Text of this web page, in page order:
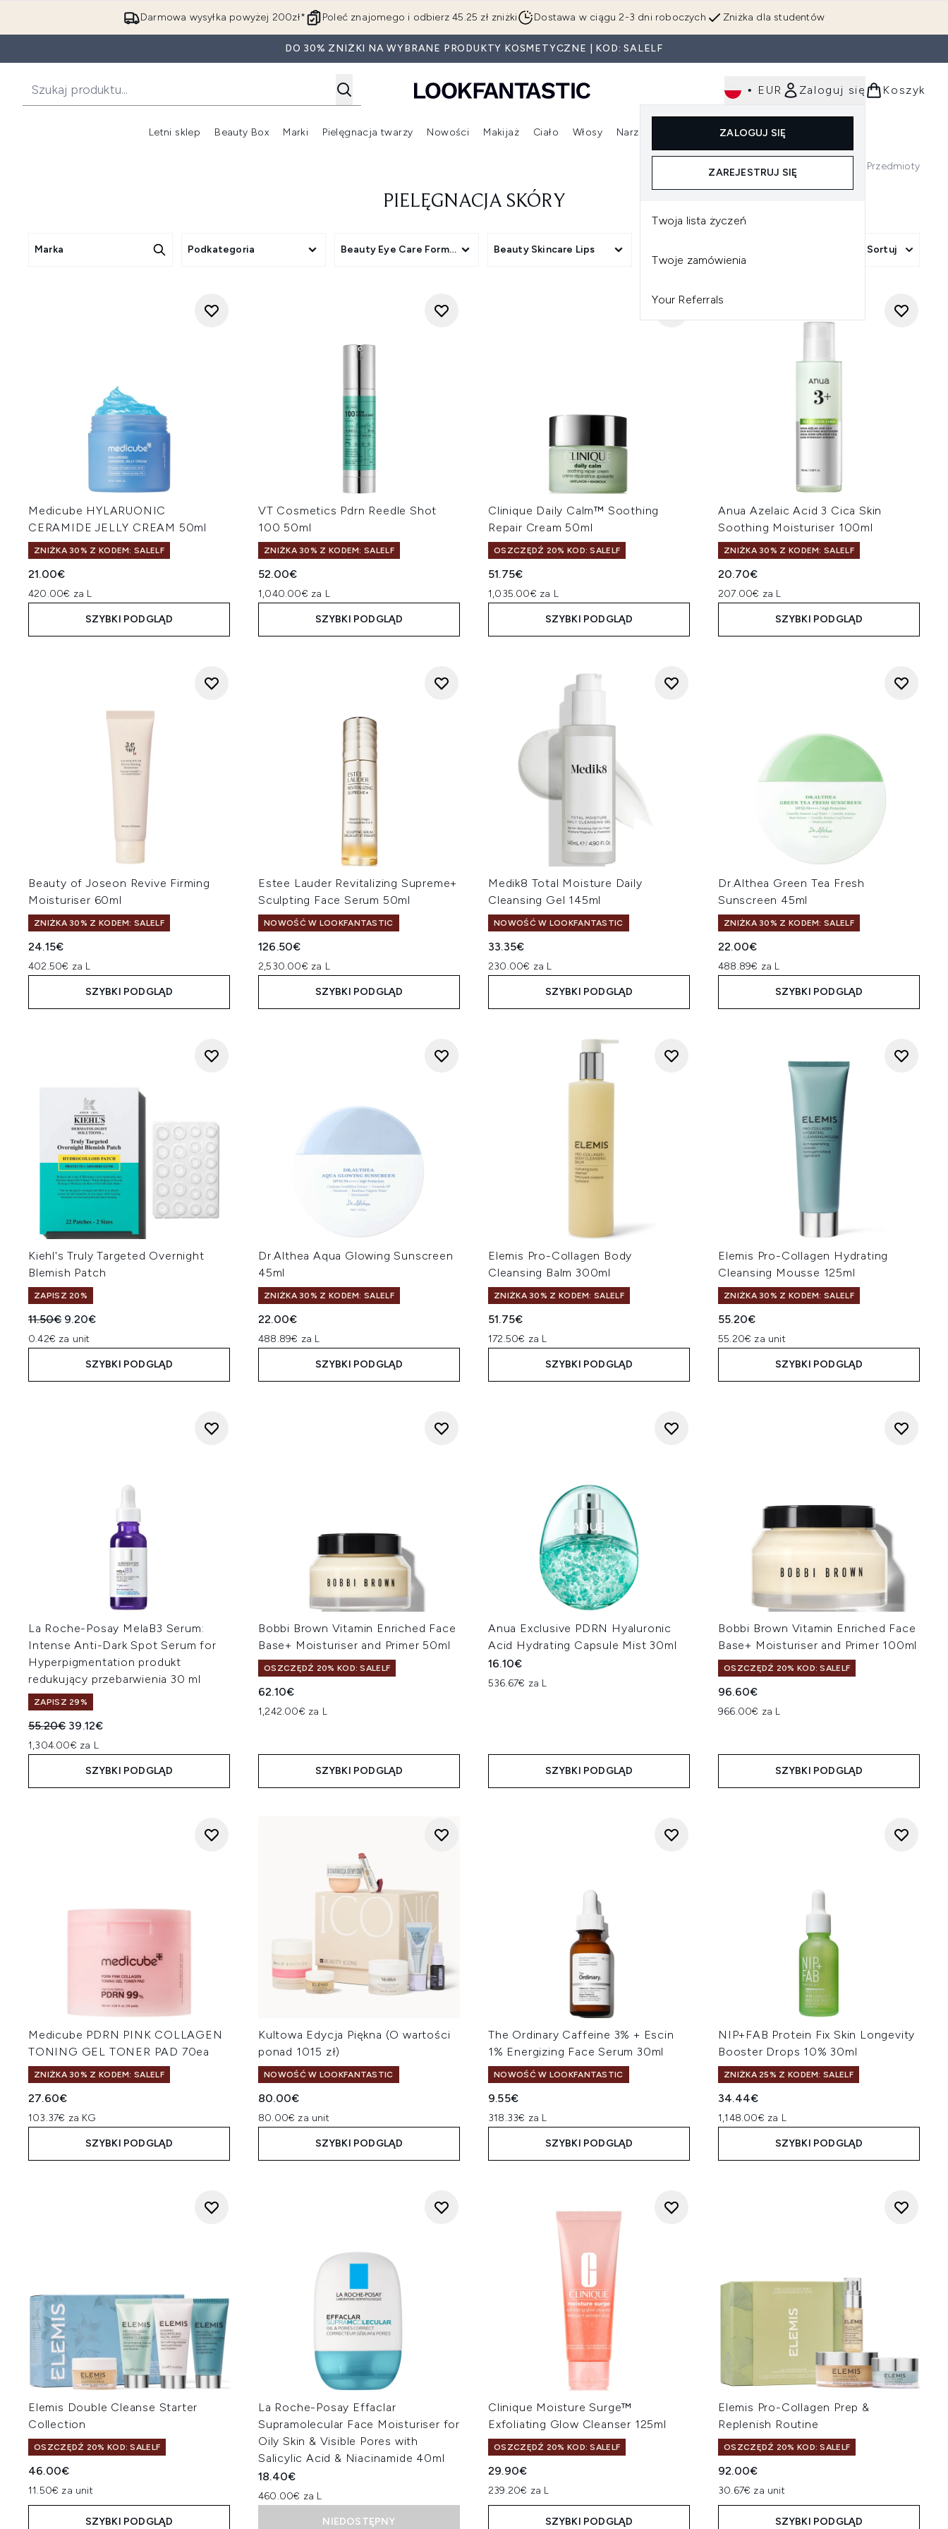
Przejdź do głównej treści
Darmowa wysyłka powyżej 200zł* Zniżka dla studentów
Poleć znajomego i odbierz 45.25 zł zniżki Dostawa w ciągu 2-3 dni roboczych
DO 30% ZNIŻKI NA WYBRANE PRODUKTY KOSMETYCZNE | KOD: SALELF
• EUR Zaloguj się
ZALOGUJ SIĘ
ZAREJESTRUJ SIĘ
Twoja lista życzeń
Twoje zamówienia
Your Referrals
Koszyk
Letni sklep Beauty Box
Wejdź do podmenu (Beauty Box)
Marki
Wejdź do podmenu (Marki)
Pielęgnacja twarzy
Wejdź do podmenu (Pielęgnacja twarzy)
Nowości
Wejdź do podmenu (Nowości)
Makijaż
Wejdź do podmenu (Makijaż)
Ciało Włosy
Wejdź do podmenu (Włosy)
Narzędzia
Wejdź do podmenu (Narzędzia)
Dla mężczyzn
Przedmioty
PIELĘGNACJA SKÓRY
Marka Podkategoria Beauty Eye Care Format Beauty Skincare Lips Sortuj
Medicube HYLARUONIC
CERAMIDE JELLY CREAM 50ml
ZNIŻKA 30% Z KODEM: SALELF
21.00€
420.00€ za L
SZYBKI PODGLĄD
VT Cosmetics Pdrn Reedle Shot
100 50ml
ZNIŻKA 30% Z KODEM: SALELF
52.00€
1,040.00€ za L
SZYBKI PODGLĄD
Clinique Daily Calm™ Soothing
Repair Cream 50ml
OSZCZĘDŹ 20% KOD: SALELF
51.75€
1,035.00€ za L
SZYBKI PODGLĄD
Anua Azelaic Acid 3 Cica Skin
Soothing Moisturiser 100ml
ZNIŻKA 30% Z KODEM: SALELF
20.70€
207.00€ za L
SZYBKI PODGLĄD
Beauty of Joseon Revive Firming
Moisturiser 60ml
ZNIŻKA 30% Z KODEM: SALELF
24.15€
402.50€ za L
SZYBKI PODGLĄD
Estee Lauder Revitalizing Supreme+
Sculpting Face Serum 50ml
NOWOŚĆ W LOOKFANTASTIC
126.50€
2,530.00€ za L
SZYBKI PODGLĄD
Medik8 Total Moisture Daily
Cleansing Gel 145ml
NOWOŚĆ W LOOKFANTASTIC
33.35€
230.00€ za L
SZYBKI PODGLĄD
Dr.Althea Green Tea Fresh
Sunscreen 45ml
ZNIŻKA 30% Z KODEM: SALELF
22.00€
488.89€ za L
SZYBKI PODGLĄD
Kiehl's Truly Targeted Overnight
Blemish Patch
ZAPISZ 20%
Sugerowana cena detaliczna:
11.50€ Aktualna cena:
9.20€
0.42€ za unit
SZYBKI PODGLĄD
Dr.Althea Aqua Glowing Sunscreen
45ml
ZNIŻKA 30% Z KODEM: SALELF
22.00€
488.89€ za L
SZYBKI PODGLĄD
Elemis Pro-Collagen Body
Cleansing Balm 300ml
ZNIŻKA 30% Z KODEM: SALELF
51.75€
172.50€ za L
SZYBKI PODGLĄD
Elemis Pro-Collagen Hydrating
Cleansing Mousse 125ml
ZNIŻKA 30% Z KODEM: SALELF
55.20€
55.20€ za unit
SZYBKI PODGLĄD
La Roche-Posay MelaB3 Serum:
Intense Anti-Dark Spot Serum for
Hyperpigmentation produkt
redukujący przebarwienia 30 ml
ZAPISZ 29%
Sugerowana cena detaliczna:
55.20€ Aktualna cena:
39.12€
1,304.00€ za L
SZYBKI PODGLĄD
Bobbi Brown Vitamin Enriched Face
Base+ Moisturiser and Primer 50ml
OSZCZĘDŹ 20% KOD: SALELF
62.10€
1,242.00€ za L
SZYBKI PODGLĄD
Anua Exclusive PDRN Hyaluronic
Acid Hydrating Capsule Mist 30ml
16.10€
536.67€ za L
SZYBKI PODGLĄD
Bobbi Brown Vitamin Enriched Face
Base+ Moisturiser and Primer 100ml
OSZCZĘDŹ 20% KOD: SALELF
96.60€
966.00€ za L
SZYBKI PODGLĄD
Medicube PDRN PINK COLLAGEN
TONING GEL TONER PAD 70ea
ZNIŻKA 30% Z KODEM: SALELF
27.60€
103.37€ za KG
SZYBKI PODGLĄD
Kultowa Edycja Piękna (O wartości
ponad 1015 zł)
NOWOŚĆ W LOOKFANTASTIC
80.00€
80.00€ za unit
SZYBKI PODGLĄD
The Ordinary Caffeine 3% + Escin
1% Energizing Face Serum 30ml
NOWOŚĆ W LOOKFANTASTIC
9.55€
318.33€ za L
SZYBKI PODGLĄD
NIP+FAB Protein Fix Skin Longevity
Booster Drops 10% 30ml
ZNIŻKA 25% Z KODEM: SALELF
34.44€
1,148.00€ za L
SZYBKI PODGLĄD
Elemis Double Cleanse Starter
Collection
OSZCZĘDŹ 20% KOD: SALELF
46.00€
11.50€ za unit
SZYBKI PODGLĄD
La Roche-Posay Effaclar
Supramolecular Face Moisturiser for
Oily Skin & Visible Pores with
Salicylic Acid & Niacinamide 40ml
18.40€
460.00€ za L
NIEDOSTĘPNY
Clinique Moisture Surge™
Exfoliating Glow Cleanser 125ml
OSZCZĘDŹ 20% KOD: SALELF
29.90€
239.20€ za L
SZYBKI PODGLĄD
Elemis Pro-Collagen Prep &
Replenish Routine
OSZCZĘDŹ 20% KOD: SALELF
92.00€
30.67€ za unit
SZYBKI PODGLĄD